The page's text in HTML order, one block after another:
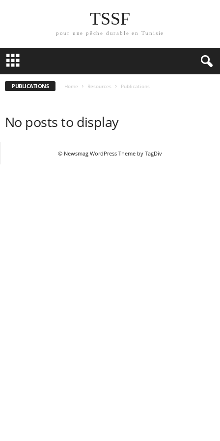
TSSF
pour une pêche durable en Tunisie
PUBLICATIONS Home Resources Publications
No posts to display
© Newsmag WordPress Theme by TagDiv